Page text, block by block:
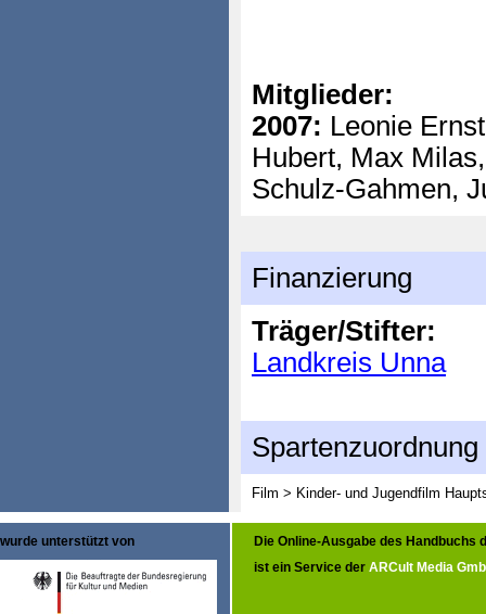
Mitglieder:
2007: Leonie
Hubert, Max
Schulz-Gahmen,
Finanzierung
Träger/Stifter:
Landkreis Unna
Spartenzuordnung
Film > Kinder- und Jugendfilm
wurde unterstützt von
Die Online-Ausgabe des Handbuchs
ist ein Service der ARCult Media